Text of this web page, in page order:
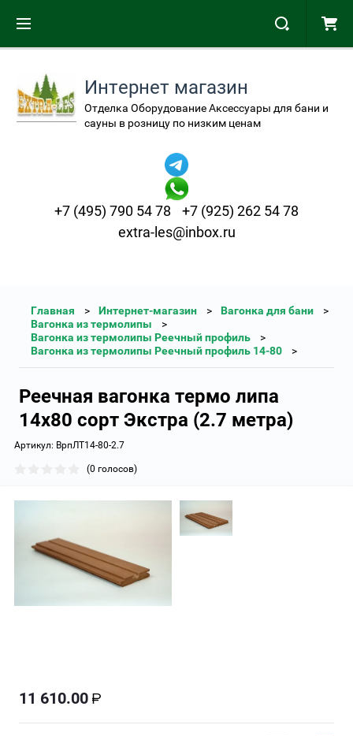
Интернет магазин
Отделка Оборудование Аксессуары для бани и
сауны в розницу по низким ценам
+7 (495) 790 54 78
+7 (925) 262 54 78
extra-les@inbox.ru
Главная Интернет-магазин
Вагонка для бани
Вагонка из термолипы
Вагонка из термолипы Реечный профиль
Вагонка из термолипы Реечный профиль 14-80
Реечная вагонка термо липа
14х80 сорт Экстра (2.7 метра)
Артикул: ВрпЛТ14-80-2.7
(0 голосов)
11 610.00